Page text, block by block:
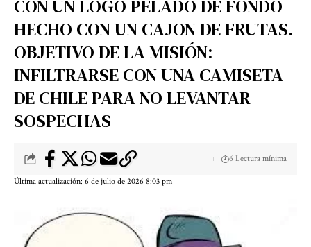
CON UN LOGO PELADO DE FONDO
HECHO CON UN CAJON DE FRUTAS.
OBJETIVO DE LA MISIÓN:
INFILTRARSE CON UNA CAMISETA
DE CHILE PARA NO LEVANTAR
SOSPECHAS
Última actualización: 6 de julio de 2026 8:03 pm
6 Lectura mínima